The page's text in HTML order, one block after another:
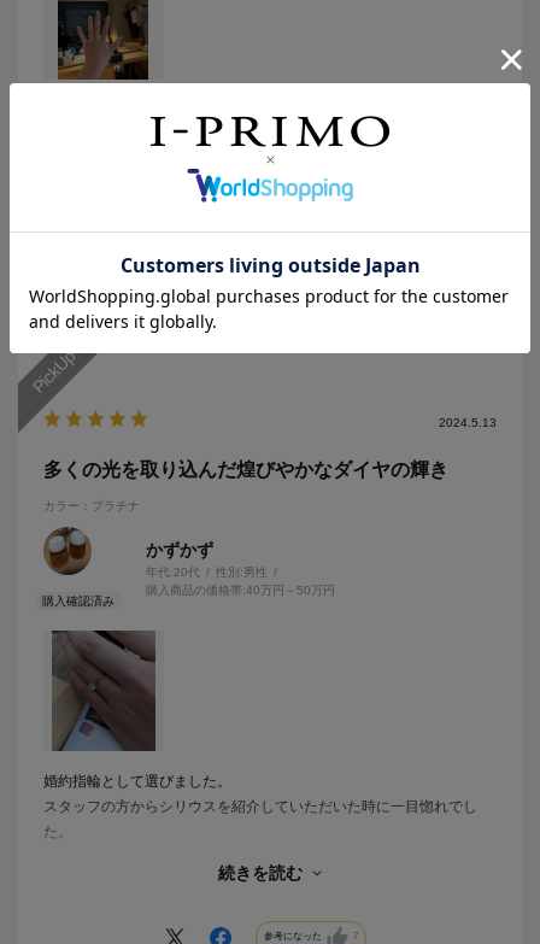
は雑誌で知っていた程度で、もちろん入店したこともありませんでし
指輪を買いに行くのは初めてで、何もわからない状態でしたが、担
入できました。
札幌のレストランでプロポーズをしました。物凄く緊張しました
が、成功しこれから結婚することになりました。婚約者と結婚指輪も
先日購入しにアイプリモさんに行きました。婚約者との大切な思い出
をアイプリモさんが助けてくれたと思っております。ありがとうござ
いました。
続きを読む
参考になった 10
2024.5.13
多くの光を取り込んだ煌びやかなダイヤの輝き
カラー：プラチナ
かずかず
年代:20代 性別:男性
購入商品の価格帯:40万円～50万円
婚約指輪として選びました。
スタッフの方からシリウスを紹介していただいた時に一目惚れでし
た。
多く取り込むデザインとなっています。
できるこのシリウスを選びました。
続きを読む
参考になった 7